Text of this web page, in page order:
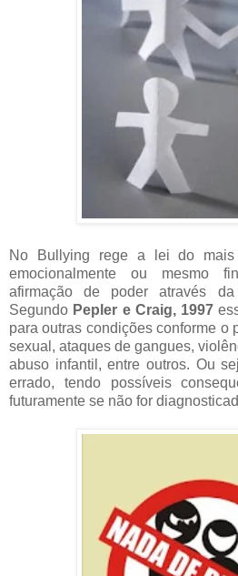
No Bullying rege a lei do mais
emocionalmente ou mesmo
afirmação de poder através
Segundo Pepler e Craig, 1997
para outras condições conforme o
sexual, ataques de gangues,
abuso infantil, entre outros. Ou
errado, tendo possíveis
futuramente se não for